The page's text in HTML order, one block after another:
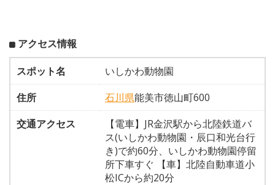
アクセス情報
スポット名
いしかわ動物園
住所
石川県能美市徳山町600
交通アクセス
【電車】JR金沢駅から北陸鉄道バ
ス(いしかわ動物園・辰口和光台行
き)で約60分、いしかわ動物園停留
所下車すぐ 【車】北陸自動車道小
松ICから約20分